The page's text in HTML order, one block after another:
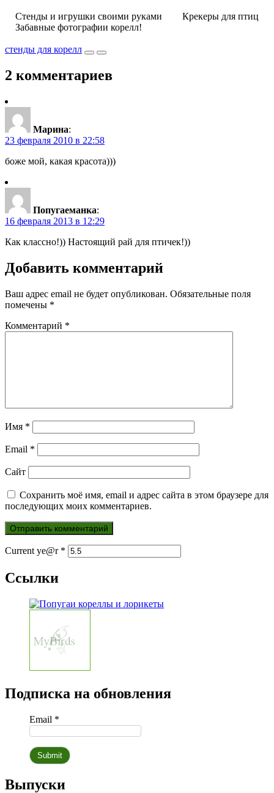
Стенды и игрушки своими руками
Крекеры для птиц
Забавные фотографии корелл!
стенды для корелл
2 комментариев
Марина:
23 февраля 2010 в 22:58
боже мой, какая красота)))
Попугаеманка:
16 февраля 2013 в 12:29
Как классно!)) Настоящий рай для птичек!))
Добавить комментарий
Ваш адрес email не будет опубликован. Обязательные поля
помечены *
Комментарий *
Имя *
Email *
Сайт
Сохранить моё имя, email и адрес сайта в этом браузере для
последующих моих комментариев.
Current ye@r *
Ссылки
Подписка на обновления
Email *
Выпуски